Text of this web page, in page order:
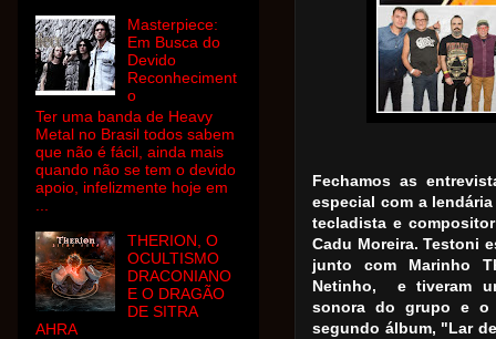
Fechamos as
especial com a
tecladista e
Cadu Moreira. Testoni
junto com Marinho
Netinho, e tiveram
sonora do grupo e o
segundo álbum, "Lar
Masterpiece:
Em Busca do
Devido
Reconheciment
o
Ter uma banda de Heavy
Metal no Brasil todos sabem
que não é fácil, ainda mais
quando não se tem o devido
apoio, infelizmente hoje em
THERION, O
OCULTISMO
DRACONIANO
E O DRAGÃO
DE SITRA
AHRA